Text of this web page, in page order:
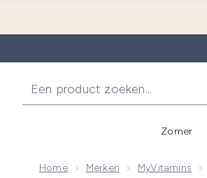
Zomer
Home Merken MyVitamins